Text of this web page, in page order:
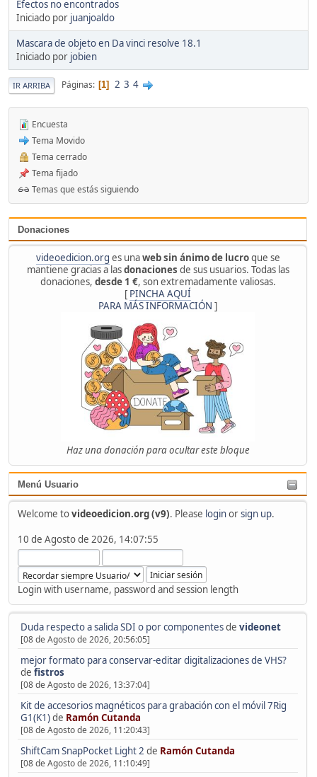
Donaciones
videoedicion.org es unaweb sin ánimo de lucroque se
mantiene gracias a lasdonaciones de sus usuarios. Todas las
donaciones, desde 1 €, son extremadamente valiosas.
[ PINCHA AQUÍ
PARA MÁS INFORMACIÓN ]
Haz una donación para ocultar este bloque
Menú Usuario
Welcome tovideoedicion.org (v9). Please loginorsign up.
10 de Agosto de 2026, 14:07:55
Login with username, password and session length
Duda respecto a salida SDI o por componentesde videonet
[08 de Agosto de 2026, 20:56:05]
mejor formato para conservar-editar digitalizaciones de VHS?
de fistros
[08 de Agosto de 2026, 13:37:04]
Kit de accesorios magnéticos para grabación con el móvil 7Rig
G1(K1)de Ramón Cutanda
[08 de Agosto de 2026, 11:20:43]
ShiftCam SnapPocket Light 2 de Ramón Cutanda
[08 de Agosto de 2026, 11:10:49]
Efectos no encontrados
Iniciado por juanjoaldo
Mascara de objeto en Da vinci resolve 18.1
Iniciado por jobien
IR ARRIBA Páginas 1 2 3 4
Encuesta
Tema Movido
Tema cerrado
Tema fijado
Temas que estás siguiendo